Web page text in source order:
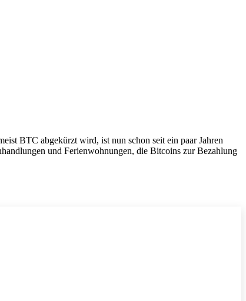
BTC abgekürzt wird, ist nun schon seit ein paar Jahren
und Ferienwohnungen, die Bitcoins zur Bezahlung